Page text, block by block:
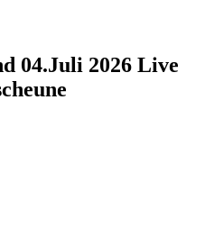
04.Juli 2026 Live